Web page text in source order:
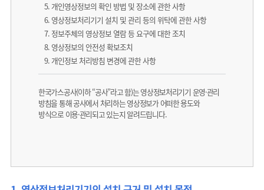
개인영상정보의 확인 방법 및 장소에 관한 사항
영상정보처리기기 설치 및 관리 등의 위탁에 관한 사항
정보주체의 영상정보 열람 등 요구에 대한 조치
영상정보의 안전성 확보조치
개인정보 처리방침 변경에 관한 사항
한국가스공사(이하 “공사”라고 함)는 영상정보처리기기 운영·관리
방침을 통해 공사에서 처리하는 영상정보가 어떠한 용도와
방식으로 이용·관리되고 있는지 알려드립니다.